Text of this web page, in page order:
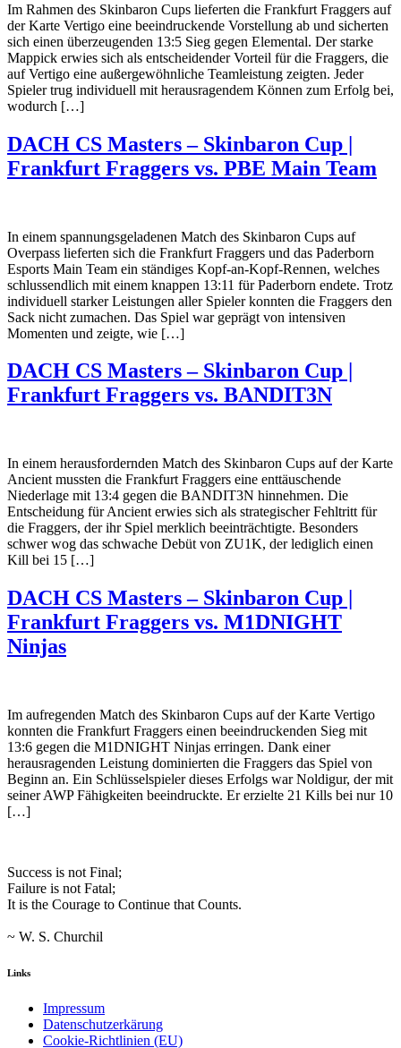
Im Rahmen des Skinbaron Cups lieferten die Frankfurt Fraggers auf
der Karte Vertigo eine beeindruckende Vorstellung ab und sicherten
sich einen überzeugenden 13:5 Sieg gegen Elemental. Der starke
Mappick erwies sich als entscheidender Vorteil für die Fraggers, die
auf Vertigo eine außergewöhnliche Teamleistung zeigten. Jeder
Spieler trug individuell mit herausragendem Können zum Erfolg bei,
wodurch […]
DACH CS Masters – Skinbaron Cup |
Frankfurt Fraggers vs. PBE Main Team
In einem spannungsgeladenen Match des Skinbaron Cups auf
Overpass lieferten sich die Frankfurt Fraggers und das Paderborn
Esports Main Team ein ständiges Kopf-an-Kopf-Rennen, welches
schlussendlich mit einem knappen 13:11 für Paderborn endete. Trotz
individuell starker Leistungen aller Spieler konnten die Fraggers den
Sack nicht zumachen. Das Spiel war geprägt von intensiven
Momenten und zeigte, wie […]
DACH CS Masters – Skinbaron Cup |
Frankfurt Fraggers vs. BANDIT3N
In einem herausfordernden Match des Skinbaron Cups auf der Karte
Ancient mussten die Frankfurt Fraggers eine enttäuschende
Niederlage mit 13:4 gegen die BANDIT3N hinnehmen. Die
Entscheidung für Ancient erwies sich als strategischer Fehltritt für
die Fraggers, der ihr Spiel merklich beeinträchtigte. Besonders
schwer wog das schwache Debüt von ZU1K, der lediglich einen
Kill bei 15 […]
DACH CS Masters – Skinbaron Cup |
Frankfurt Fraggers vs. M1DNIGHT
Ninjas
Im aufregenden Match des Skinbaron Cups auf der Karte Vertigo
konnten die Frankfurt Fraggers einen beeindruckenden Sieg mit
13:6 gegen die M1DNIGHT Ninjas erringen. Dank einer
herausragenden Leistung dominierten die Fraggers das Spiel von
Beginn an. Ein Schlüsselspieler dieses Erfolgs war Noldigur, der mit
seiner AWP Fähigkeiten beeindruckte. Er erzielte 21 Kills bei nur 10
[…]
Success is not Final;
Failure is not Fatal;
It is the Courage to Continue that Counts.
~ W. S. Churchil
Links
Impressum
Datenschutzerkärung
Cookie-Richtlinien (EU)